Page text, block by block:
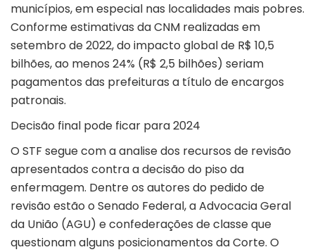
municípios, em especial nas localidades mais pobres.
Conforme estimativas da CNM realizadas em
setembro de 2022, do impacto global de R$ 10,5
bilhões, ao menos 24% (R$ 2,5 bilhões) seriam
pagamentos das prefeituras a título de encargos
patronais.
Decisão final pode ficar para 2024
O STF segue com a analise dos recursos de revisão
apresentados contra a decisão do piso da
enfermagem. Dentre os autores do pedido de
revisão estão o Senado Federal, a Advocacia Geral
da União (AGU) e confederações de classe que
questionam alguns posicionamentos da Corte. O